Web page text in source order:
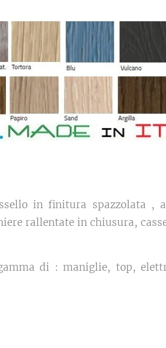
in finitura spazzolata ,
rallentate in chiusura,
di : maniglie, top,